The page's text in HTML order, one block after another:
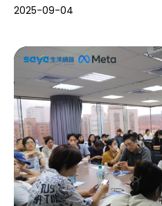
2025-09-04